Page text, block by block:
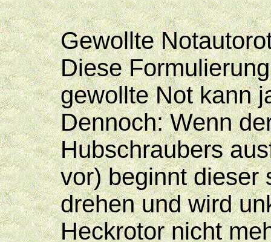
Gewollte
Diese
gewollte Not kann
Dennoch: Wenn
Hubschraubers
vor) beginnt dieser
drehen und wird
Heckrotor nicht